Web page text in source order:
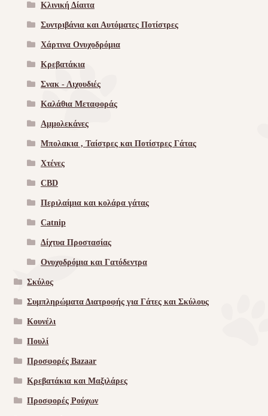
Κλινική Δίαιτα
Συντριβάνια και Αυτόματες Ποτίστρες
Χάρτινα Ονυχοδρόμια
Κρεβατάκια
Σνακ - Λιχουδιές
Καλάθια Μεταφοράς
Αμμολεκάνες
Μπολακια , Ταίστρες και Ποτίστρες Γάτας
Χτένες
CBD
Περιλαίμια και κολάρα γάτας
Catnip
Δίχτυα Προστασίας
Ονυχοδρόμια και Γατόδεντρα
Σκύλος
Συμπληρώματα Διατροφής για Γάτες και Σκύλους
Κουνέλι
Πουλί
Προσφορές Bazaar
Κρεβατάκια και Μαξιλάρες
Προσφορές Ρούχων